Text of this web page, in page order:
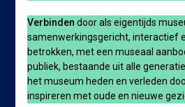
Verbinden door als eigentijds
samenwerkingsgericht, interactief
betrokken, met een museaal
publiek, bestaande uit alle
het museum heden en verleden
inspireren met oude en nieuwe